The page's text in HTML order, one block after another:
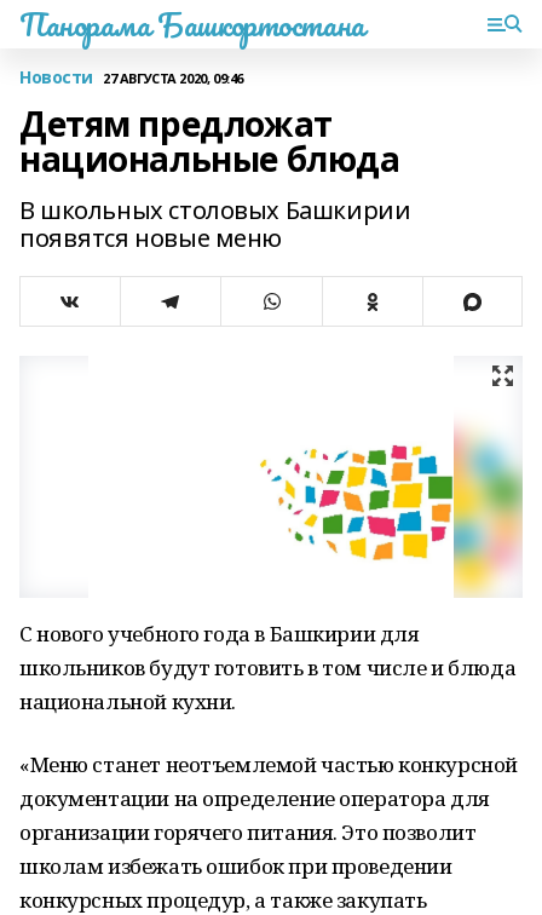
Панорама Башкортостана
Новости 27 АВГУСТА 2020, 09:46
Детям предложат
национальные блюда
В школьных столовых Башкирии
появятся новые меню
С нового учебного года в Башкирии для
школьников будут готовить в том числе и блюда
национальной кухни.
«Меню станет неотъемлемой частью конкурсной
документации на определение оператора для
организации горячего питания. Это позволит
школам избежать ошибок при проведении
конкурсных процедур, а также закупать